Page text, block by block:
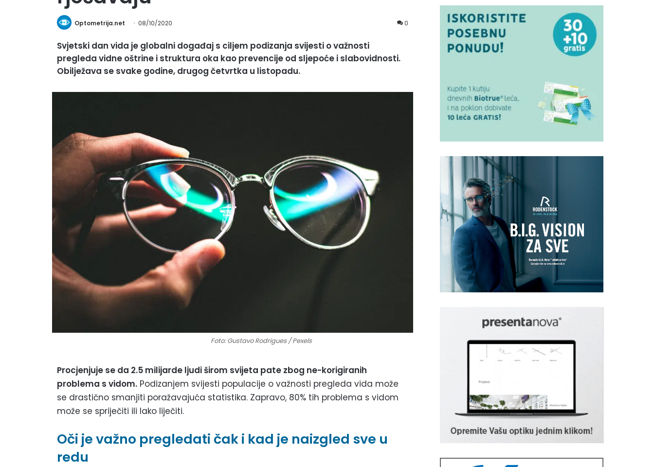
Optometrija.net 08/10/2020 0
Svjetski dan vida je globalni događaj s ciljem podizanja svijesti o važnosti
pregleda vidne oštrine i struktura oka kao prevencije od sljepoće i slabovidnosti.
Obilježava se svake godine, drugog četvrtka u listopadu.
Foto: Gustavo Rodrigues / Pexels
Procjenjuje se da 2.5 milijarde ljudi širom svijeta pate zbog ne-korigiranih
problema s vidom. Podizanjem svijesti populacije o važnosti pregleda vida može
se drastično smanjiti poražavajuća statistika. Zapravo, 80% tih problema s vidom
može se spriječiti ili lako liječiti.
Oči je važno pregledati čak i kad je naizgled sve u
redu